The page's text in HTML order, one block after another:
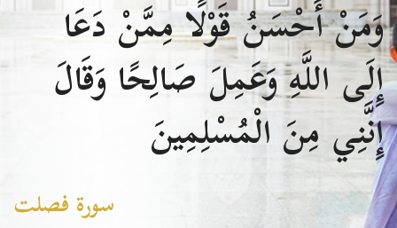
وَمَنْ أَحْسَنُ قَوْلًا مِمَّنْ دَعَا
إِلَى اللَّهِ وَعَمِلَ صَالِحًا وَقَالَ
إِنَّنِي مِنَ الْمُسْلِمِينَ
سورة فصلت